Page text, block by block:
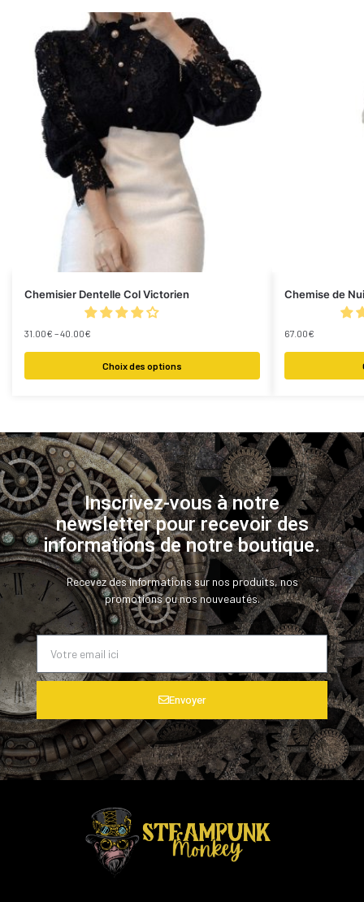
Chemisier Dentelle Col Victorien
31.00€ –40.00€
Choix des options
Chemise de
67.00€
Inscrivez-vous à notre
newsletter pour recevoir des
informations de notre boutique.
Recevez des informations sur nos produits, nos
promotions ou nos nouveautés.
Envoyer